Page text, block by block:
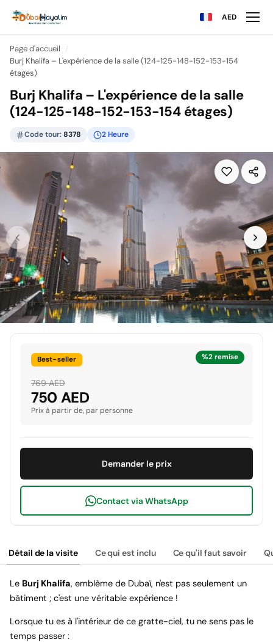
AED
Page d'accueil
Burj Khalifa – L'expérience de la salle (124-125-148-152-153-154
étages)
Burj Khalifa – L'expérience de la salle
(124-125-148-152-153-154 étages)
Code tour:8378 2 Heure
Détail de la visite Ce qui est inclu Ce qu'il faut savoir
Le Burj Khalifa, emblème de Dubaï, n'est pas seulement un
bâtiment ; c'est une véritable expérience !
Lorsque tu es à l'intérieur de ce gratte-ciel, tu ne sens pas le
temps passer :
%2 remise
Best-seller
769 AED
750 AED
Prix à partir de, par personne
Demander le prix
Contact via WhatsApp